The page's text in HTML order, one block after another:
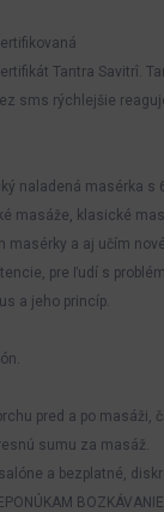
Tantra Savitrî.
sms rýchlejšie
naladená masérka
masáže, klasické
masérky a aj učím
pre ľudí s
a jeho princíp.
pred a po masáži,
sumu za masáž.
a bezplatné,